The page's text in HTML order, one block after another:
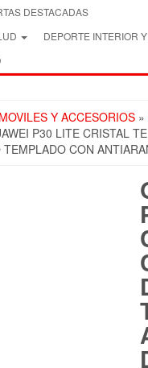
DESTACADAS
DEPORTE INTERIOR
Y ACCESORIOS »
P30 LITE CRISTAL
TEMPLADO CON